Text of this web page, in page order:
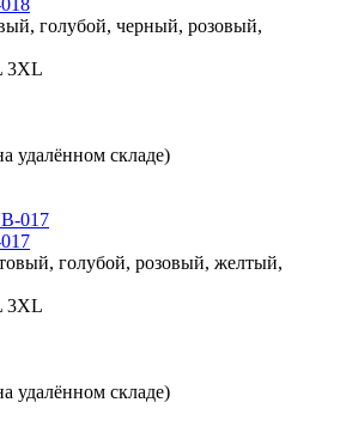
голубой, черный, розовый,
3XL
удалённом складе)
голубой, розовый, желтый,
3XL
удалённом складе)